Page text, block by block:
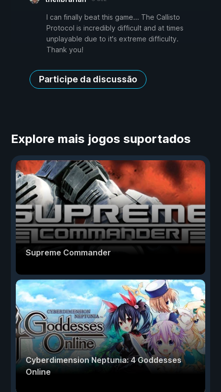
I can finally beat this game... The Callisto
Protocol is incredibly difficult and at times
unplayable due to it's extreme difficulty.
Thank you!
Participe da discussão
Explore mais jogos suportados
Supreme Commander
Cyberdimension Neptunia: 4 Goddesses
Online